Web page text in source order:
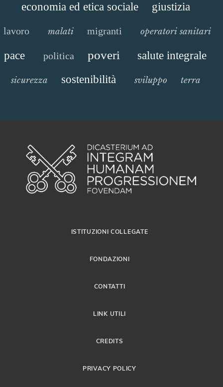
economia ed etica sociale giustizia
lavoro malati migranti operatori sanitari
pace politica poveri salute integrale
sicurezza sostenibilità sviluppo terra
ISTITUZIONI COLLEGATE
FONDAZIONI
CONTATTI
LINK UTILI
CREDITS
PRIVACY POLICY